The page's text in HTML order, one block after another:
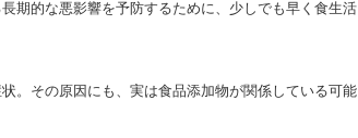
的な悪影響を予防するために、少しでも早く食生活
。その原因にも、実は食品添加物が関係している可能